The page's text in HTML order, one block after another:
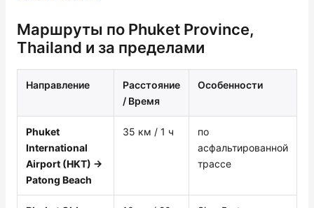
Маршруты по Phuket Province,
Thailand и за пределами
Направление
Расстояние
/ Время
Особенности
Phuket
International
Airport (HKT) →
Patong Beach
35 км / 1 ч
по
асфальтированной
трассе